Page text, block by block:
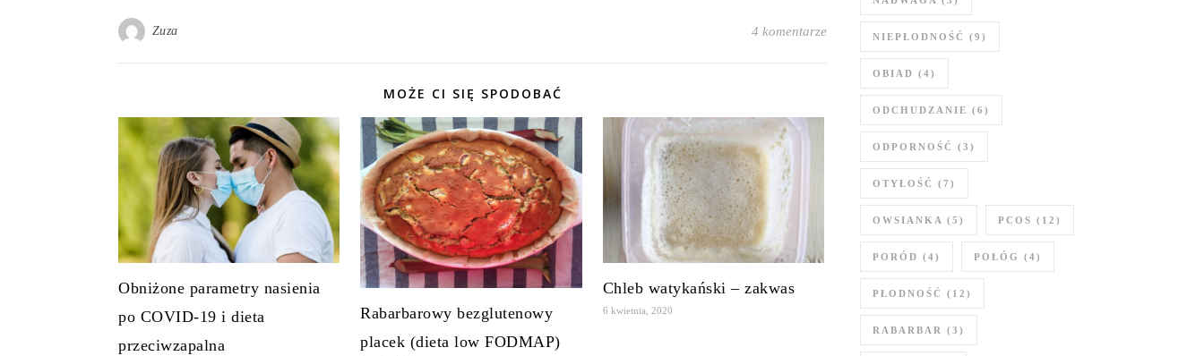
Zuza 4 komentarze
MOŻE CI SIĘ SPODOBAĆ
Obniżone parametry nasienia
po COVID-19 i dieta
przeciwzapalna
Rabarbarowy bezglutenowy
placek (dieta low FODMAP)
Chleb watykański – zakwas
6 kwietnia, 2020
NIEPŁODNOŚĆ (9)
OBIAD (4)
ODCHUDZANIE (6)
ODPORNOŚĆ (3)
OTYŁOŚĆ (7)
OWSIANKA (5) PCOS (12)
PORÓD (4) POŁÓG (4)
PŁODNOŚĆ (12)
RABARBAR (3)